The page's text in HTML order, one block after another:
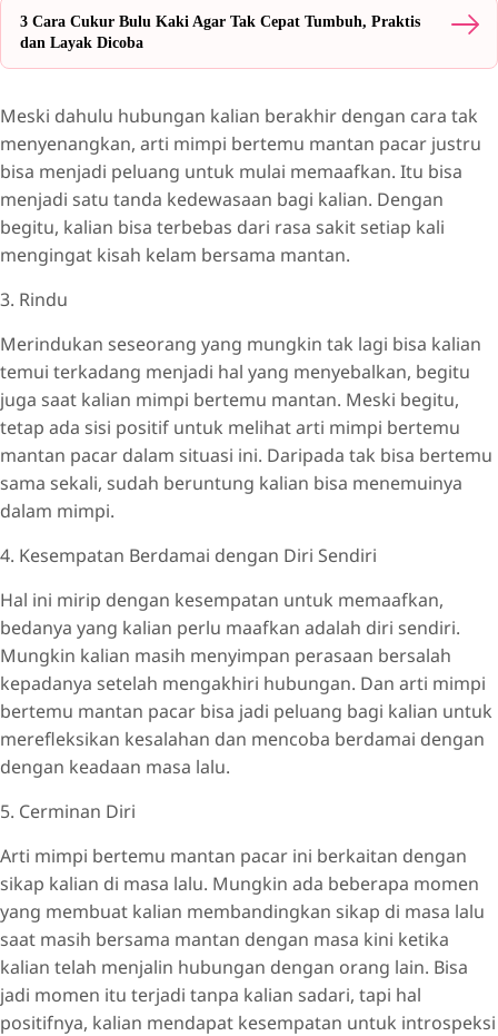
3 Cara Cukur Bulu Kaki Agar Tak Cepat Tumbuh, Praktis
dan Layak Dicoba
Meski dahulu hubungan kalian berakhir dengan cara tak
menyenangkan, arti mimpi bertemu mantan pacar justru
bisa menjadi peluang untuk mulai memaafkan. Itu bisa
menjadi satu tanda kedewasaan bagi kalian. Dengan
begitu, kalian bisa terbebas dari rasa sakit setiap kali
mengingat kisah kelam bersama mantan.
3. Rindu
Merindukan seseorang yang mungkin tak lagi bisa kalian
temui terkadang menjadi hal yang menyebalkan, begitu
juga saat kalian mimpi bertemu mantan. Meski begitu,
tetap ada sisi positif untuk melihat arti mimpi bertemu
mantan pacar dalam situasi ini. Daripada tak bisa bertemu
sama sekali, sudah beruntung kalian bisa menemuinya
dalam mimpi.
4. Kesempatan Berdamai dengan Diri Sendiri
Hal ini mirip dengan kesempatan untuk memaafkan,
bedanya yang kalian perlu maafkan adalah diri sendiri.
Mungkin kalian masih menyimpan perasaan bersalah
kepadanya setelah mengakhiri hubungan. Dan arti mimpi
bertemu mantan pacar bisa jadi peluang bagi kalian untuk
merefleksikan kesalahan dan mencoba berdamai dengan
dengan keadaan masa lalu.
5. Cerminan Diri
Arti mimpi bertemu mantan pacar ini berkaitan dengan
sikap kalian di masa lalu. Mungkin ada beberapa momen
yang membuat kalian membandingkan sikap di masa lalu
saat masih bersama mantan dengan masa kini ketika
kalian telah menjalin hubungan dengan orang lain. Bisa
jadi momen itu terjadi tanpa kalian sadari, tapi hal
positifnya, kalian mendapat kesempatan untuk introspeksi